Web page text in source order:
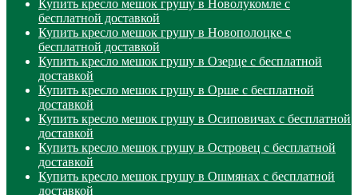
Купить кресло мешок грушу в Новолукомле с
бесплатной доставкой
Купить кресло мешок грушу в Новополоцке с
бесплатной доставкой
Купить кресло мешок грушу в Озерце с бесплатной
доставкой
Купить кресло мешок грушу в Орше с бесплатной
доставкой
Купить кресло мешок грушу в Осиповичах с бесплатной
доставкой
Купить кресло мешок грушу в Островец с бесплатной
доставкой
Купить кресло мешок грушу в Ошмянах с бесплатной
доставкой